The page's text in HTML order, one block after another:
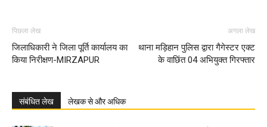
पिछला लेख
जिलाधिकारी ने जिला पूर्ति कार्यालय का
किया निरीक्षण-MIRZAPUR
अगला लेख
थाना मड़िहान पुलिस द्वारा गैगेस्टर एक्ट
के वाछिंत 04 अभियुक्त गिरफ्तार
संबंधित लेख लेखक से और अधिक